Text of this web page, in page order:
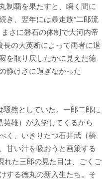
制覇を果たすと、瞬く間に
き、翌年には暴走族“二郎流
さに磐石の体制で大河内帝
の大英断によって両者に退
を取り戻したかに見えた徳
静けさに過ぎなかった
然としていた。一郎二郎に
雄）が入学してくるから
く、いきりたつ石井武（橋
甘い汁を吸おうと画策する
た三郎の見た目は、ごくご
する徳丸の新入生たち。そ